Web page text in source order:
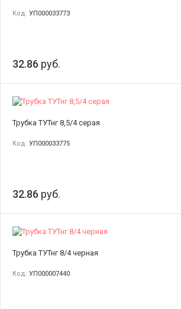
Код: УП000033773
32.86 руб.
Трубка ТУТнг 8,5/4 серая
Код: УП000033775
32.86 руб.
Трубка ТУТнг 8/4 черная
Код: УП000007440